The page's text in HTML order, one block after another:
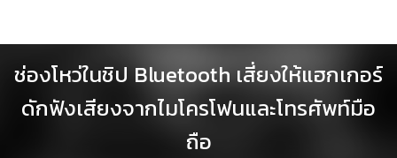
ช่องโหว่ในชิป Bluetooth เสี่ยงให้แฮกเกอร์
ดักฟังเสียงจากไมโครโฟนและโทรศัพท์มือ
ถือ